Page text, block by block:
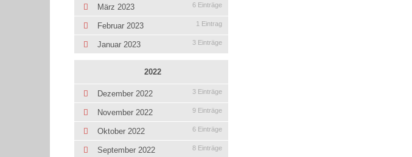
März 2023 6 Einträge
Februar 2023 1 Eintrag
Januar 2023 3 Einträge
2022
Dezember 2022 3 Einträge
November 2022 9 Einträge
Oktober 2022 6 Einträge
September 2022 8 Einträge